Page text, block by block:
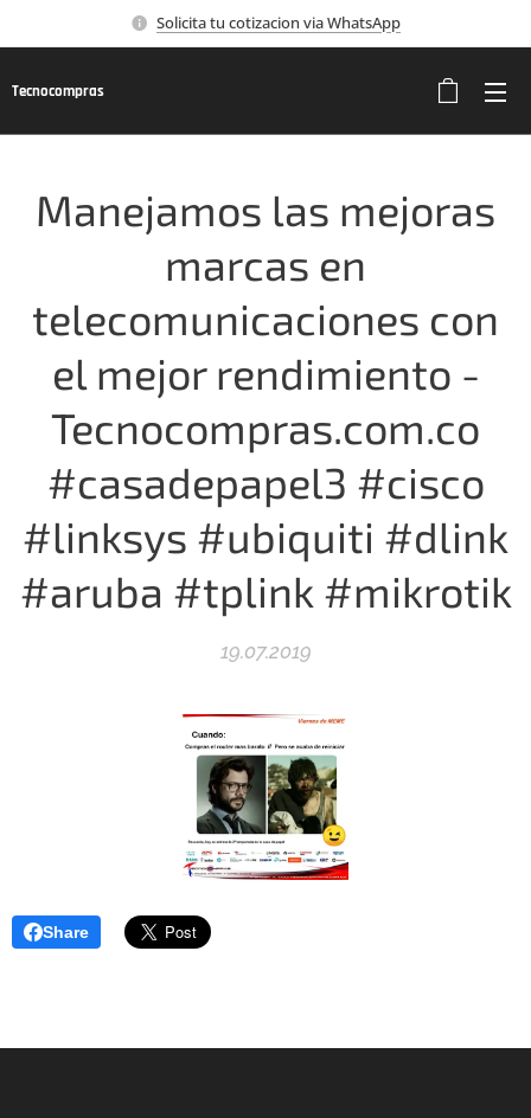
Solicita tu cotizacion via WhatsApp
Tecnocompras
Manejamos las mejoras
marcas en
telecomunicaciones con
el mejor rendimiento -
Tecnocompras.com.co
#casadepapel3 #cisco
#linksys #ubiquiti #dlink
#aruba #tplink #mikrotik
19.07.2019
Share